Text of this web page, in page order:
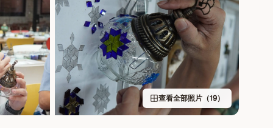
查看全部照片（19）